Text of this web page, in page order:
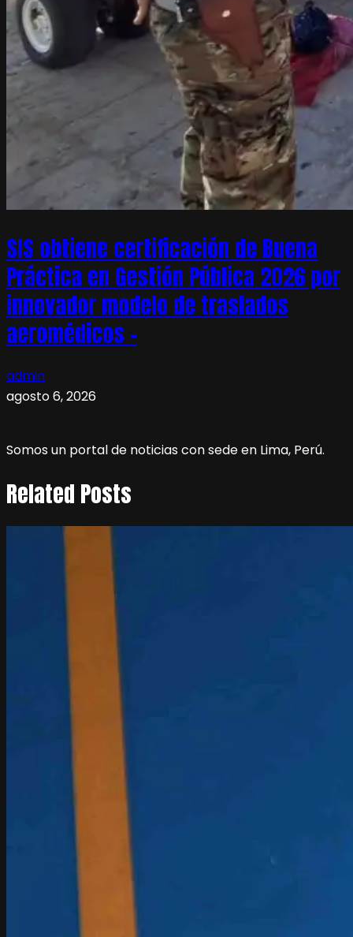
SIS obtiene certificación de Buena
Práctica en Gestión Pública 2026 por
innovador modelo de traslados
aeromédicos –
admin
agosto 6, 2026
Somos un portal de noticias con sede en Lima, Perú.
Related Posts